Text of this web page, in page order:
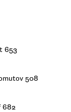
653
508
682